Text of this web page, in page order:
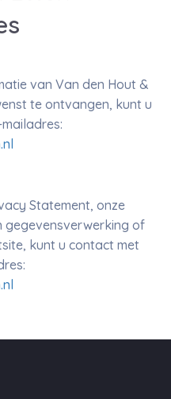
van Van den Hout &
te ontvangen, kunt u
Statement, onze
gegevensverwerking of
kunt u contact met